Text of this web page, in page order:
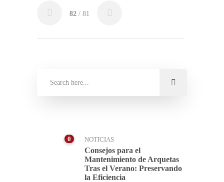
82 / 81
0 NOTICIAS
Consejos para el
Mantenimiento de Arquetas
Tras el Verano: Preservando
la Eficiencia